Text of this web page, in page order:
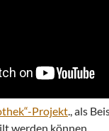
Projekt ., als
werden können.